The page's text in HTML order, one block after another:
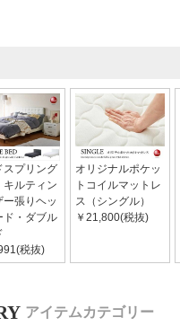
スプリング
キルティン
ー張りヘッ
ド・ダブル
税抜)
オリジナルポケッ
トコイルマットレ
ス（シングル）
￥21,800(税抜)
アイテムカテゴリー